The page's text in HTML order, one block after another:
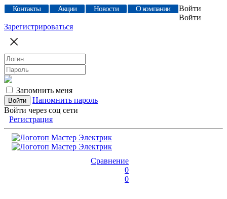
Контакты Акции Новости О компании
Войти
Войти
Зарегистрироваться
Запомнить меня
Напомнить пароль
Войти через соц сети
Регистрация
Сравнение
0
0